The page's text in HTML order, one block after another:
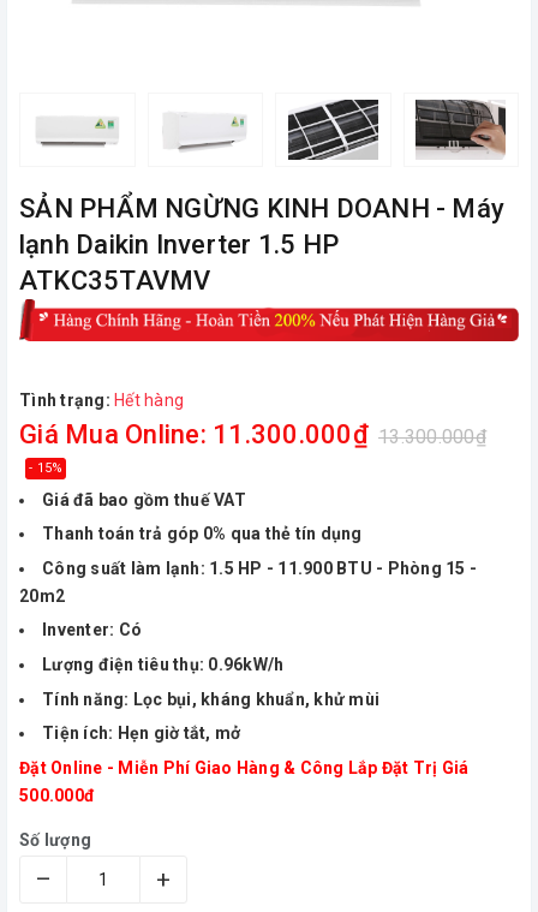
ㅤSẢN PHẨM NGỪNG KINH DOANH - Máy
lạnh Daikin Inverter 1.5 HP
ATKC35TAVMV
Tình trạng: Hết hàng
Giá Mua Online: 11.300.000₫ 13.300.000₫
- 15%
Giá đã bao gồm thuế VAT
Thanh toán trả góp 0% qua thẻ tín dụng
Công suất làm lạnh: 1.5 HP - 11.900 BTU - Phòng 15 -
20m2
Inventer: Có
Lượng điện tiêu thụ: 0.96kW/h
Tính năng: Lọc bụi, kháng khuẩn, khử mùi
Tiện ích: Hẹn giờ tắt, mở
Đặt Online - Miễn Phí Giao Hàng & Công Lắp Đặt Trị Giá
500.000đ
Số lượng
– +